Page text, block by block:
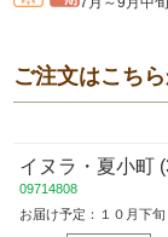
ご注文はこち
イヌラ・夏小町
09714808
お届け予定：１０月下